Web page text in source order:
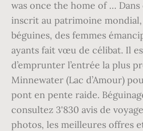
was once the home of … Dans
inscrit au patrimoine
béguines, des femmes
ayants fait vœu de célibat. Il
d’emprunter l’entrée la plus
Minnewater (Lac d’Amour)
pont en pente raide.
consultez 3'830 avis de
photos, les meilleures offres